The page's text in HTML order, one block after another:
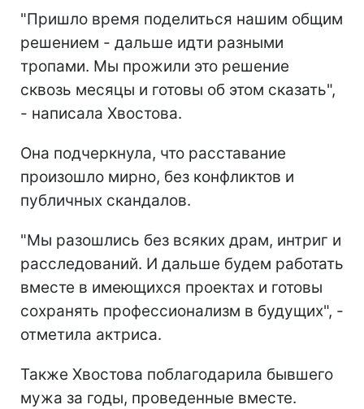
"Пришло время поделиться нашим общим
решением - дальше идти разными
тропами. Мы прожили это решение
сквозь месяцы и готовы об этом сказать",
- написала Хвостова.
Она подчеркнула, что расставание
произошло мирно, без конфликтов и
публичных скандалов.
"Мы разошлись без всяких драм, интриг и
расследований. И дальше будем работать
вместе в имеющихся проектах и готовы
сохранять профессионализм в будущих", -
отметила актриса.
Также Хвостова поблагодарила бывшего
мужа за годы, проведенные вместе.